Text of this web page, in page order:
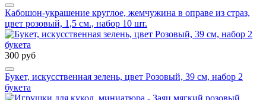
Кабошон-украшение круглое, жемчужина в оправе из страз,
цвет розовый, 1,5 см., набор 10 шт.
300 руб
Букет, искусственная зелень, цвет Розовый, 39 см, набор 2
букета